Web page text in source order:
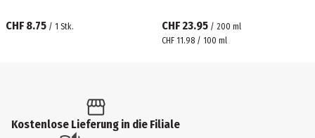
CHF 8.75 / 1 Stk. CHF 23.95 / 200 ml
CHF 11.98 / 100 ml
Kostenlose Lieferung in die Filiale